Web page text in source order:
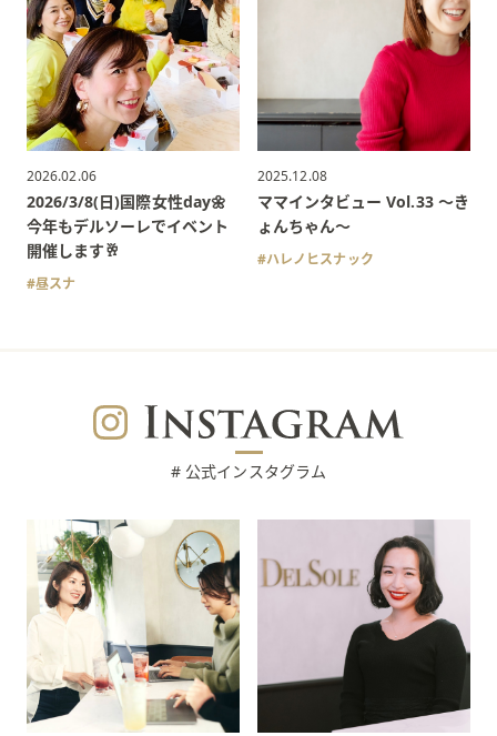
2026.02.06
2026/3/8(日)国際女性day🌼
今年もデルソーレでイベント
開催します🥂
昼スナ
2025.12.08
ママインタビュー Vol.33 〜き
ょんちゃん〜
ハレノヒスナック
# 公式インスタグラム